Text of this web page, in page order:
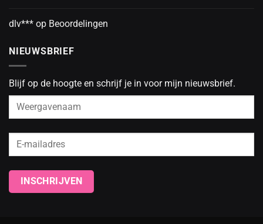
dlv*** op Beoordelingen
NIEUWSBRIEF
Blijf op de hoogte en schrijf je in voor mijn nieuwsbrief.